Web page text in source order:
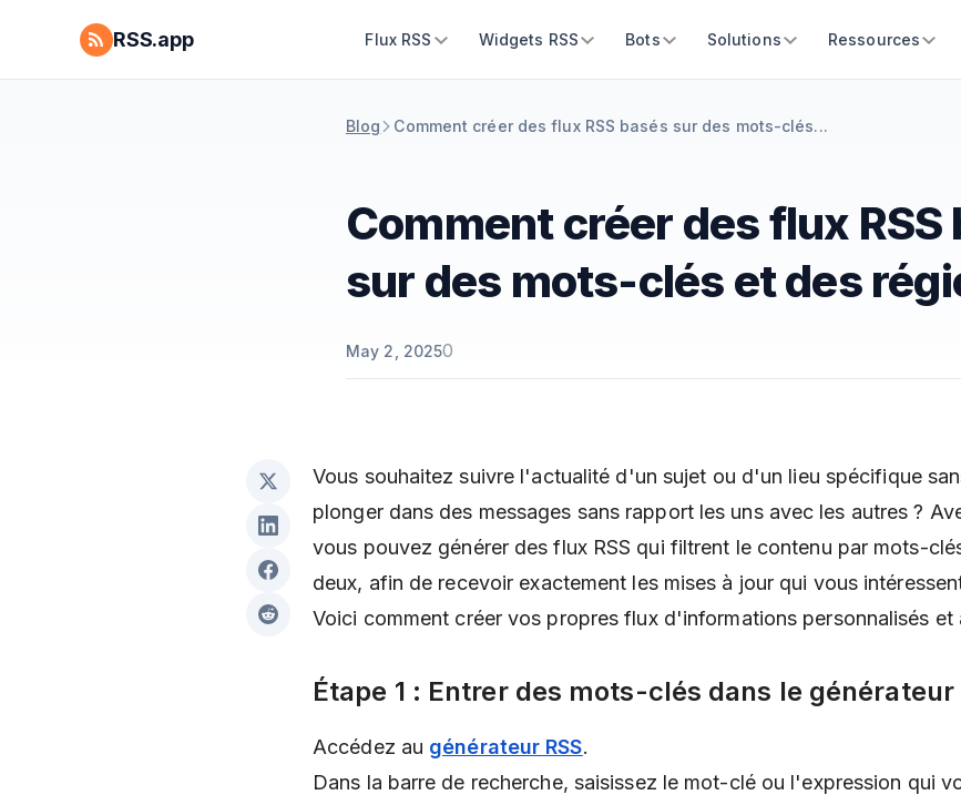
RSS.app Flux RSS Widgets RSS Bots Solutions Ressources
Blog Comment créer des flux RSS basés sur des mots-clés...
Comment créer des flux RSS
sur des mots-clés et des
May 2, 20250
Vous souhaitez suivre l'actualité d'un sujet ou d'un lieu spécifique
plonger dans des messages sans rapport les uns avec les autres ?
vous pouvez générer des flux RSS qui filtrent le contenu par mots-
deux, afin de recevoir exactement les mises à jour qui vous
Voici comment créer vos propres flux d'informations personnalisés et
Étape 1 : Entrer des mots-clés dans le générateur
Accédez au générateur RSS.
Dans la barre de recherche, saisissez le mot-clé ou l'expression qui